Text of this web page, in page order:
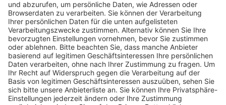
Pässe und Vereinswechsel
Trainerausbildung
Schulungsangebot Vereinsmitarbeiter
BFV-Geschäftsstellen
Trainerbörse
Login SpielPlus